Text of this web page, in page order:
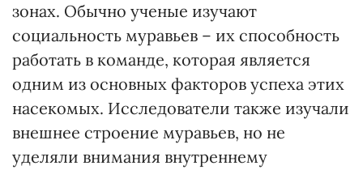
зонах. Обычно ученые изучают
социальность муравьев – их способность
работать в команде, которая является
одним из основных факторов успеха этих
насекомых. Исследователи также изучали
внешнее строение муравьев, но не
уделяли внимания внутреннему